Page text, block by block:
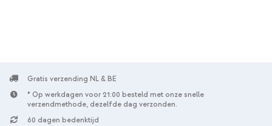
Gratis verzending NL & BE
* Op werkdagen voor 21:00 besteld met onze snelle
verzendmethode, dezelfde dag verzonden.
60 dagen bedenktijd